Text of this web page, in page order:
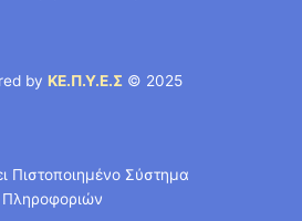
by ΚΕ.Π.Υ.Ε.Σ © 2025
Πιστοποιημένο Σύστημα
Πληροφοριών